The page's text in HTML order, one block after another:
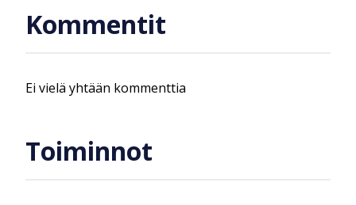
Kommentit
Ei vielä yhtään kommenttia
Toiminnot